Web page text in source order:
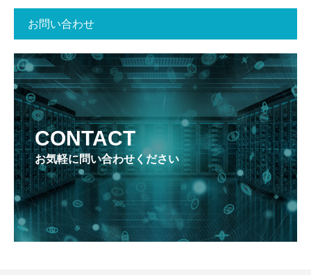
お問い合わせ
CONTACT
お気軽に問い合わせください